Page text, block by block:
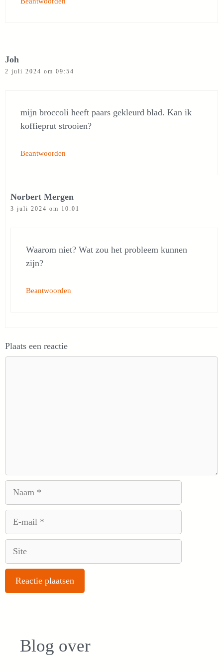
Joh
2 juli 2024 om 09:54
mijn broccoli heeft paars gekleurd blad. Kan ik
koffieprut strooien?
Beantwoorden
Norbert Mergen
3 juli 2024 om 10:01
Waarom niet? Wat zou het probleem kunnen
zijn?
Beantwoorden
Plaats een reactie
Blog over